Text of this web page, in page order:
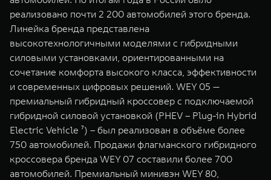
реализовано почти 2 200 автомобилей этого бренда.
Линейка бренда представлена
высокотехнологичными моделями с гибридными
силовыми установками, ориентированными на
сочетание комфорта высокого класса, эффективности
и современных цифровых решений. WEY 05 —
премиальный гибридный кроссовер с подключаемой
гибридной силовой установкой (PHEV – Plug-in Hybrid
Electric Vehicle ⁷) – был реализован в объёме более
750 автомобилей. Продажи флагманского гибридного
кроссовера бренда WEY 07 составили более 700
автомобилей. Премиальный минивэн WEY 80,